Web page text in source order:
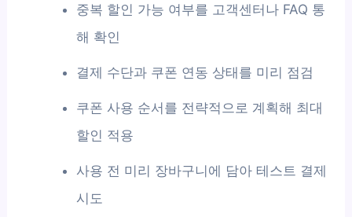
중복 할인 가능 여부를 고객센터나 FAQ 통
해 확인
결제 수단과 쿠폰 연동 상태를 미리 점검
쿠폰 사용 순서를 전략적으로 계획해 최대
할인 적용
사용 전 미리 장바구니에 담아 테스트 결제
시도